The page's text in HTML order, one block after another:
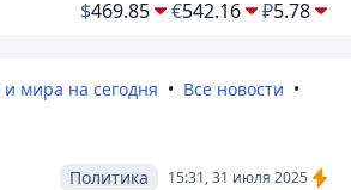
$469.85 €542.16 ₽5.78
и мира на сегодня
Все новости
15:31, 31 июля 2025
Политика